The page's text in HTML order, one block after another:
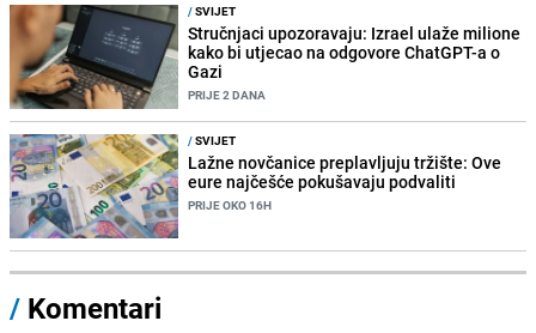
/SVIJET
Stručnjaci upozoravaju: Izrael ulaže milione
kako bi utjecao na odgovore ChatGPT-a o
Gazi
PRIJE 2 DANA
/SVIJET
Lažne novčanice preplavljuju tržište: Ove
eure najčešće pokušavaju podvaliti
PRIJE OKO 16H
/ Komentari